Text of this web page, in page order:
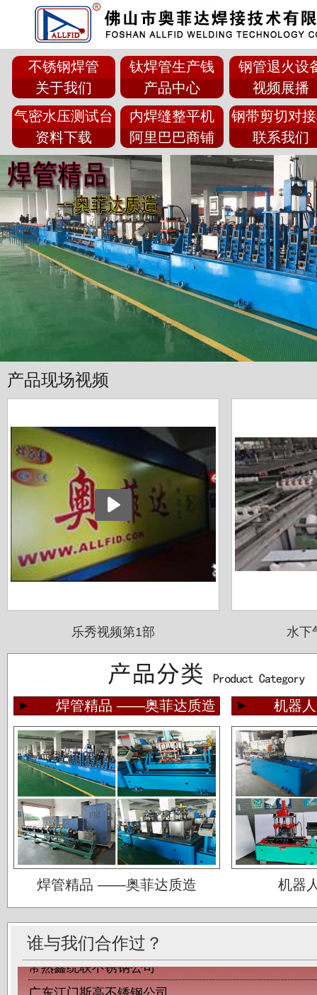
不锈钢焊管
关于我们
钛焊管生产钱
产品中心
钢管退火设
视频展播
气密水压测试台
资料下载
内焊缝整平机
阿里巴巴商铺
钢带剪切对
联系我们
产品现场视频
乐秀视频第1部 水下
焊管精品 ——奥菲达质造 机器
焊管精品 ——奥菲达质造 机器
谁与我们合作过？
佛山运升不锈钢厂
宝菜不锈钢科技（昆山）有限公司
苏州圣珀不锈钢制品有限公司
常熟鑫统联不锈钢公司
广东江门斯高不锈钢公司